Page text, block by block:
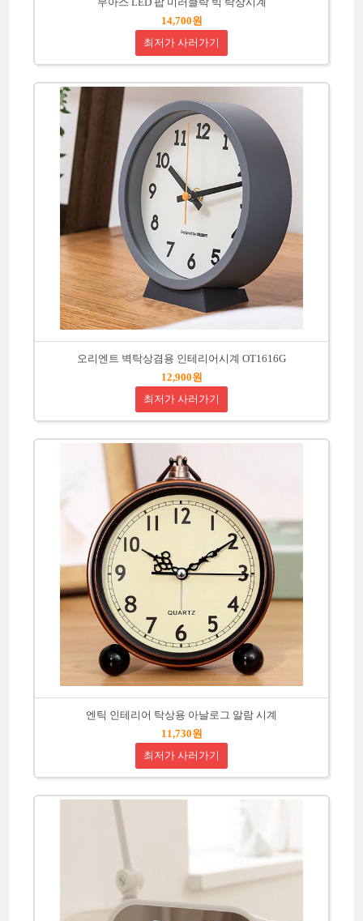
무아스 LED 팝 미러클락 빅 탁상시계
14,700원
최저가 사러가기
오리엔트 벽탁상겸용 인테리어시계 OT1616G
12,900원
최저가 사러가기
엔틱 인테리어 탁상용 아날로그 알람 시계
11,730원
최저가 사러가기